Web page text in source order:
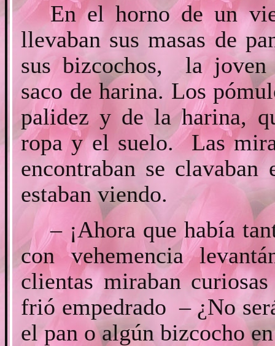
En el horno de un
llevaban sus masas de
sus bizcochos, la joven
saco de harina. Los
palidez y de la harina,
ropa y el suelo. Las
encontraban se
estaban viendo.
– ¡Ahora que había
con vehemencia
clientas miraban
frió empedrado – ¿No
el pan o algún bizcocho